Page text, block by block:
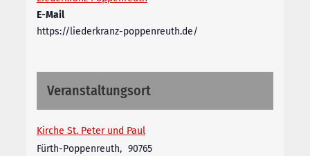
E-Mail
https://liederkranz-poppenreuth.de/
Veranstaltungsort
Kirche St. Peter und Paul
Fürth-Poppenreuth, 90765